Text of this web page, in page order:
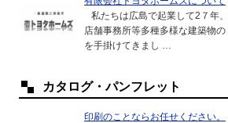
私たちは広島で起業して2７年
店舗事務所等多種多様な建築物
を手掛けてきまし …
カタログ・パンフレット
印刷のことならお任せください。